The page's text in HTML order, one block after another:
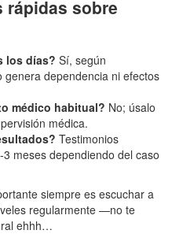
rápidas sobre
los días? Sí, según
dependencia ni efectos
médico habitual? No; úsalo
médica.
Testimonios
meses dependiendo del caso
siempre es escuchar a
regularmente —no te
ehhh…